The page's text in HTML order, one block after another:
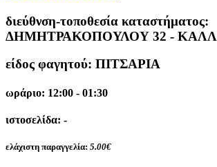
διεύθνση-τοποθεσία καταστήματος:
ΔΗΜΗΤΡΑΚΟΠΟΥΛΟΥ 32 -
είδος φαγητού: ΠΙΤΣΑΡΙΑ
ωράριο: 12:00 - 01:30
ιστοσελίδα: -
ελάχιστη παραγγελία: 5.00€